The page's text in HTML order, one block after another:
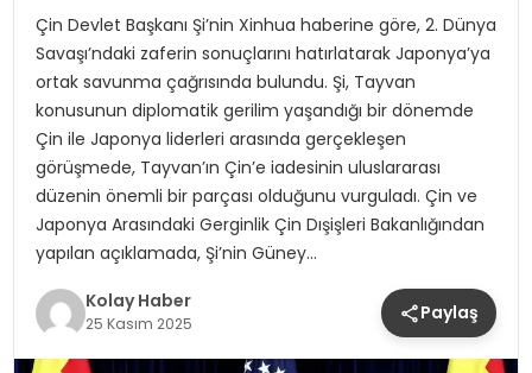
Çin Devlet Başkanı Şi’nin Xinhua haberine göre, 2. Dünya
Savaşı’ndaki zaferin sonuçlarını hatırlatarak Japonya’ya
ortak savunma çağrısında bulundu. Şi, Tayvan
konusunun diplomatik gerilim yaşandığı bir dönemde
Çin ile Japonya liderleri arasında gerçekleşen
görüşmede, Tayvan’ın Çin’e iadesinin uluslararası
düzenin önemli bir parçası olduğunu vurguladı. Çin ve
Japonya Arasındaki Gerginlik Çin Dışişleri Bakanlığından
yapılan açıklamada, Şi’nin Güney…
Kolay Haber
25 Kasım 2025 Paylaş